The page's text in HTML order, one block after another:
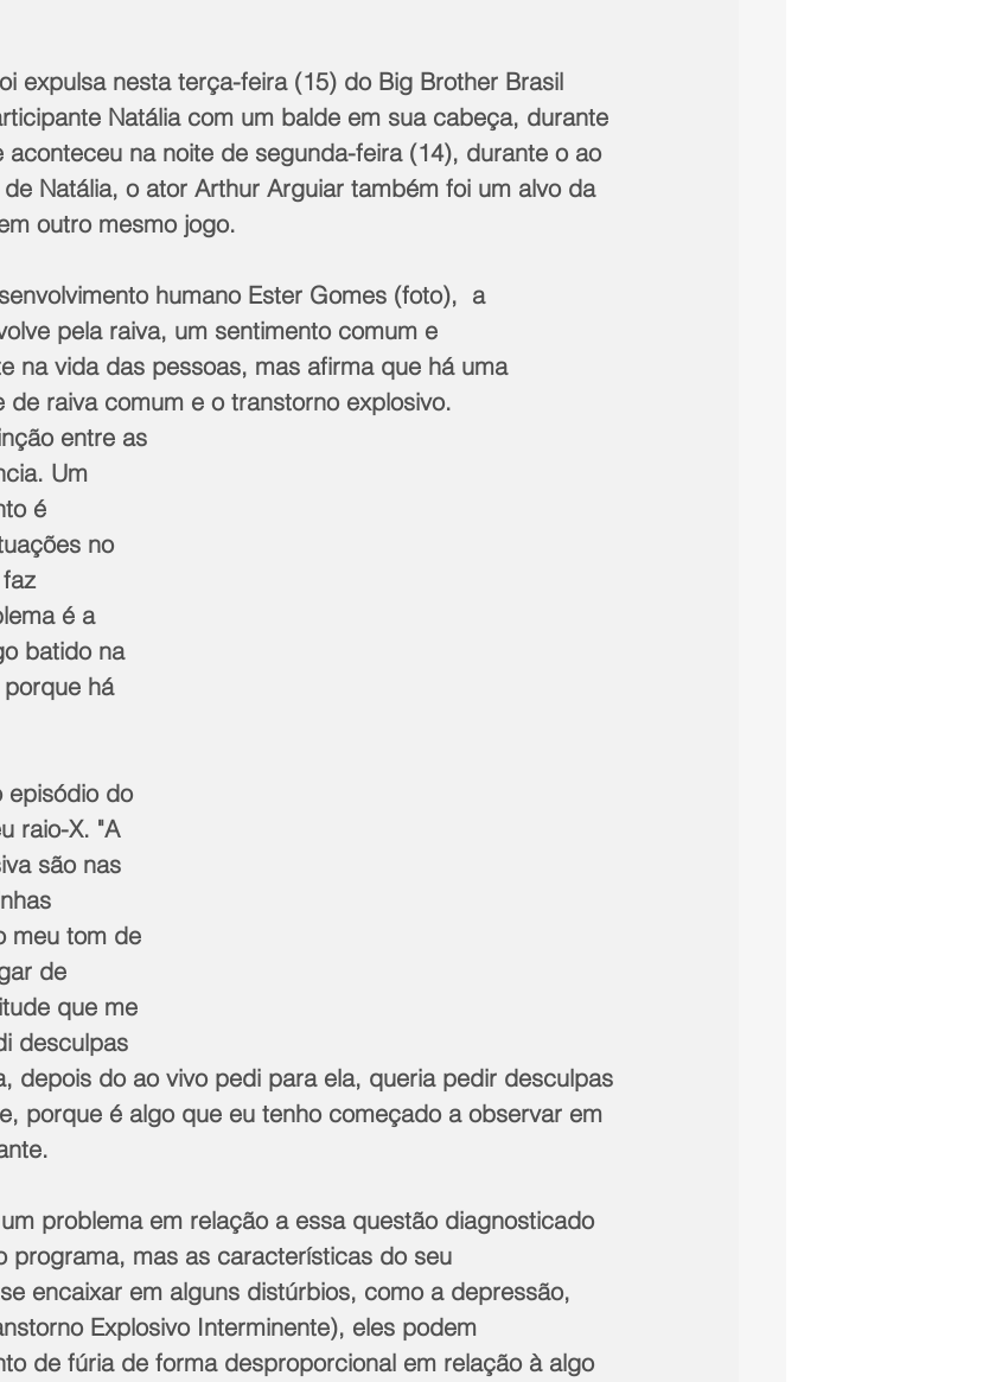
expulsa nesta terça-feira (15) do Big Brother Brasil
Natália com um balde em sua cabeça, durante
na noite de segunda-feira (14), durante o ao
Natália, o ator Arthur Arguiar também foi um alvo da
outro mesmo jogo.
humano Ester Gomes (foto),  a
pela raiva, um sentimento comum e
na vida das pessoas, mas afirma que há uma
raiva comum e o transtorno explosivo.
entre as
Um
é
no
é a
batido na
há
episódio do
raio-X. "A
são nas
meu tom de
de
que me
desculpas
depois do ao vivo pedi para ela, queria pedir desculpas
porque é algo que eu tenho começado a observar em
problema em relação a essa questão diagnosticado
programa, mas as características do seu
encaixar em alguns distúrbios, como a depressão,
Explosivo Interminente), eles podem
de fúria de forma desproporcional em relação à algo